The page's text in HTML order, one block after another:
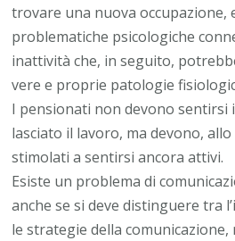
trovare una nuova occupazione,
problematiche psicologiche
inattività che, in seguito,
vere e proprie patologie
I pensionati non devono sentirsi
lasciato il lavoro, ma devono,
stimolati a sentirsi ancora attivi.
Esiste un problema di
anche se si deve distinguere tra
le strategie della